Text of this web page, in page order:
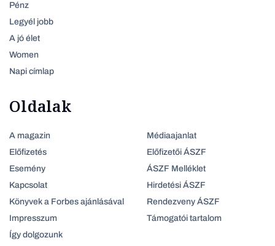
Pénz
Legyél jobb
A jó élet
Women
Napi címlap
Oldalak
A magazin
Előfizetés
Esemény
Kapcsolat
Könyvek a Forbes ajánlásával
Impresszum
Így dolgozunk
Médiaajanlat
Előfizetői ÁSZF
ÁSZF Melléklet
Hirdetési ÁSZF
Rendezveny ÁSZF
Támogatói tartalom